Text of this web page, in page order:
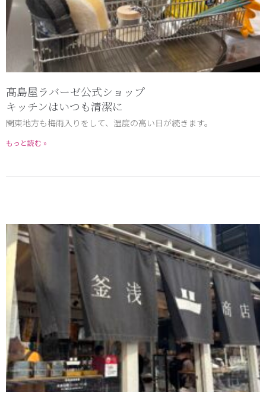
髙島屋ラバーゼ公式ショップ
キッチンはいつも清潔に
関東地方も梅雨入りをして、湿度の高い日が続きます。
もっと読む »